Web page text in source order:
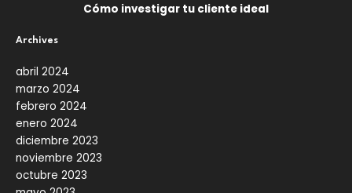
Cómo investigar tu cliente ideal
Archives
abril 2024
marzo 2024
febrero 2024
enero 2024
diciembre 2023
noviembre 2023
octubre 2023